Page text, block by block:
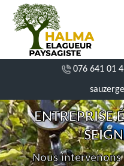
076 641 01
ENTREPRISE
Nous